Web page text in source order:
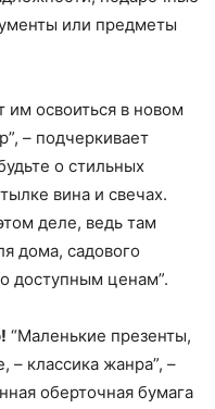
или предметы
освоиться в новом
– подчеркивает
о стильных
вина и свечах.
деле, ведь там
дома, садового
доступным ценам”.
“Маленькие презенты,
– классика жанра”, –
оберточная бумага